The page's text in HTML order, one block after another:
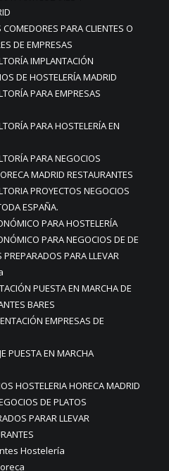
COMEDORES PARA CLIENTES O
DE EMPRESAS
IMPLANTACIÓN
DE HOSTELERÍA MADRID
PARA EMPRESAS
PARA HOSTELERÍA EN
PARA NEGOCIOS
MADRID RESTAURANTES
PROYECTOS NEGOCIOS
ESPAÑA.
PARA HOSTELERÍA
PARA NEGOCIOS DE DE
PARA LLEVAR
PUESTA EN MARCHA DE
BARES
EMPRESAS DE
PUESTA EN MARCHA
HOSTELERIA HORECA MADRID
DE PLATOS
PARAR LLEVAR
Hostelería